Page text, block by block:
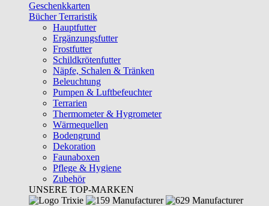
Geschenkkarten
Bücher Terraristik
Hauptfutter
Ergänzungsfutter
Frostfutter
Schildkrötenfutter
Näpfe, Schalen & Tränken
Beleuchtung
Pumpen & Luftbefeuchter
Terrarien
Thermometer & Hygrometer
Wärmequellen
Bodengrund
Dekoration
Faunaboxen
Pflege & Hygiene
Zubehör
UNSERE TOP-MARKEN